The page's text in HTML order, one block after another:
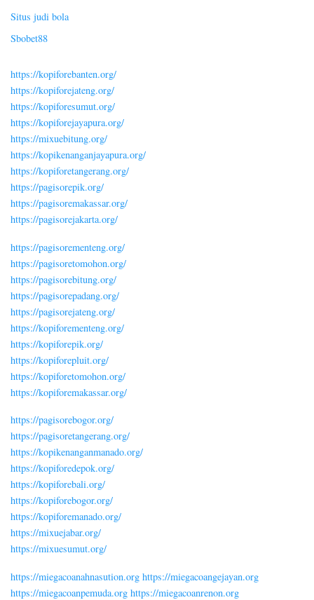
Situs judi bola
Sbobet88
https://kopiforebanten.org/
https://kopiforejateng.org/
https://kopiforesumut.org/
https://kopiforejayapura.org/
https://mixuebitung.org/
https://kopikenanganjayapura.org/
https://kopiforetangerang.org/
https://pagisorepik.org/
https://pagisoremakassar.org/
https://pagisorejakarta.org/
https://pagisorementeng.org/
https://pagisoretomohon.org/
https://pagisorebitung.org/
https://pagisorepadang.org/
https://pagisorejateng.org/
https://kopiforementeng.org/
https://kopiforepik.org/
https://kopiforepluit.org/
https://kopiforetomohon.org/
https://kopiforemakassar.org/
https://pagisorebogor.org/
https://pagisoretangerang.org/
https://kopikenanganmanado.org/
https://kopiforedepok.org/
https://kopiforebali.org/
https://kopiforebogor.org/
https://kopiforemanado.org/
https://mixuejabar.org/
https://mixuesumut.org/
https://miegacoanahnasution.org https://miegacoangejayan.org
https://miegacoanpemuda.org https://miegacoanrenon.org